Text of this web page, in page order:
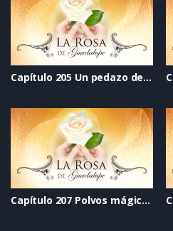
Capítulo 205 Un pedazo de mi corazón
Capítulo 207 Polvos mágicos